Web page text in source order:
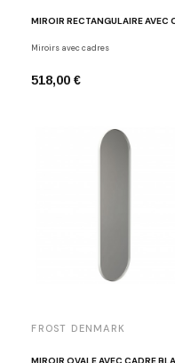
Miroirs avec cadres
518,00 €
FROST DENMARK